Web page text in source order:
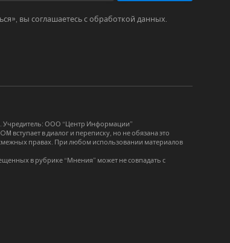
вы соглашаетесь с обработкой данных.
Учредитель: ООО “Центр Информации”
вступает в диалог и переписку, но не обязана это
смежных правах. При любом использовании материалов
в рубрике “Мнения” может не совпадать с